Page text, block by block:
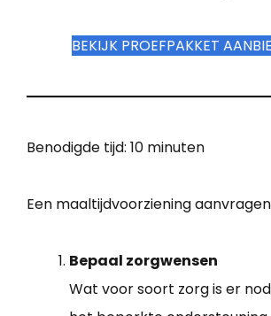
BEKIJK PROEFPAKKET
Benodigde tijd: 10 minuten
Een maaltijdvoorziening aanvragen
Bepaal zorgwensen
Wat voor soort zorg is er